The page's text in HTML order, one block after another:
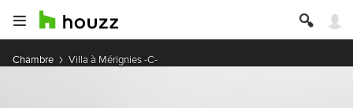
Chambre Villa à Mérignies -C-